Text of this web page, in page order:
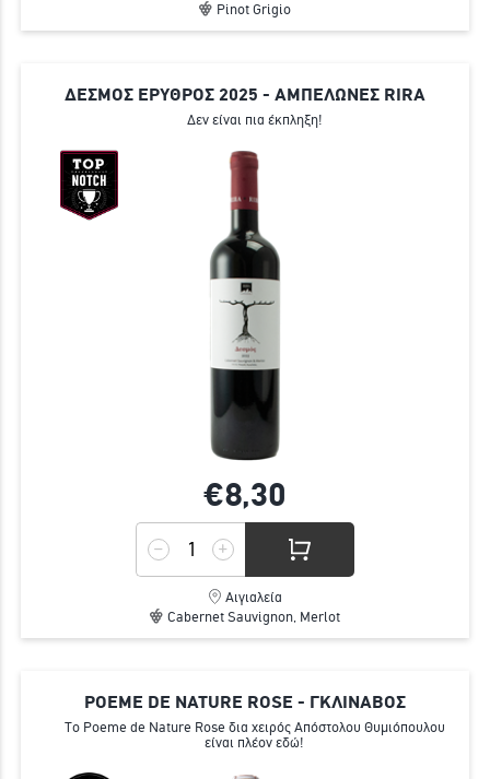
Pinot Grigio
ΔΕΣΜΟΣ ΕΡΥΘΡΟΣ 2025 - ΑΜΠΕΛΩΝΕΣ RIRA
Δεν είναι πια έκπληξη!
€8,30
Αιγιαλεία
Cabernet Sauvignon, Merlot
POEME DE NATURE ROSE - ΓΚΛΙΝΑΒΟΣ
Tο Poeme de Nature Rose δια χειρός Απόστολου Θυμιόπουλου
είναι πλέον εδώ!